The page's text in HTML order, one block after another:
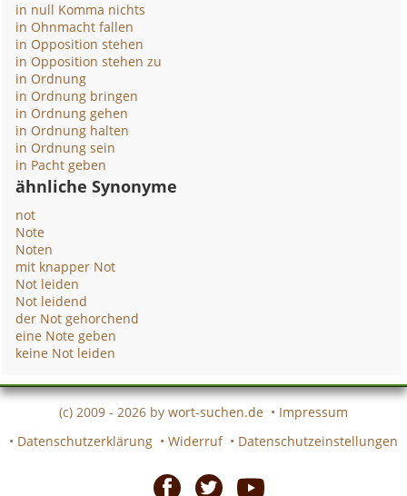
in null Komma nichts
in Ohnmacht fallen
in Opposition stehen
in Opposition stehen zu
in Ordnung
in Ordnung bringen
in Ordnung gehen
in Ordnung halten
in Ordnung sein
in Pacht geben
ähnliche Synonyme
not
Note
Noten
mit knapper Not
Not leiden
Not leidend
der Not gehorchend
eine Note geben
keine Not leiden
(c) 2009 - 2026 by wort-suchen.de • Impressum
• Datenschutzerklärung • Widerruf • Datenschutzeinstellungen